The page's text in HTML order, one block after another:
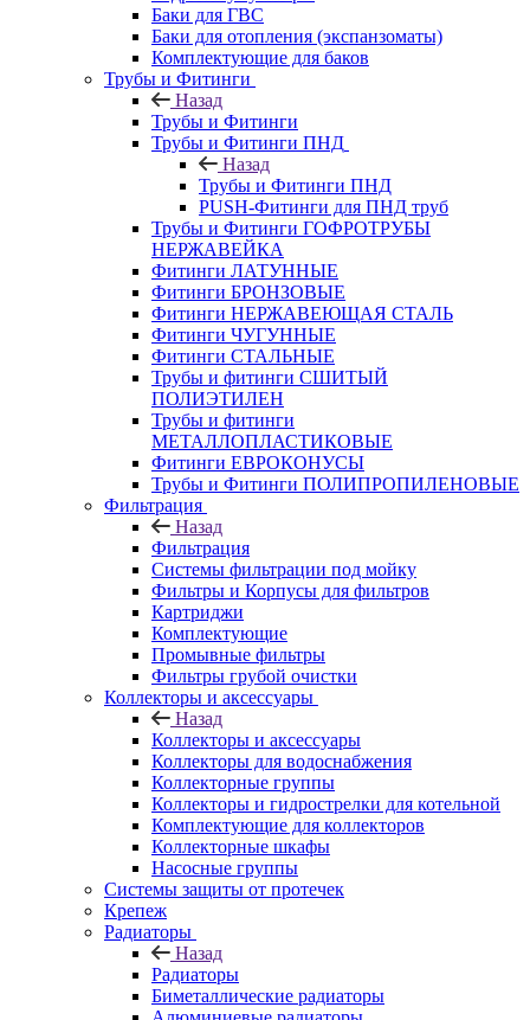
Баки для ГВС
Баки для отопления (экспанзоматы)
Комплектующие для баков
Трубы и Фитинги
Назад
Трубы и Фитинги
Трубы и Фитинги ПНД
Назад
Трубы и Фитинги ПНД
PUSH-Фитинги для ПНД труб
Трубы и Фитинги ГОФРОТРУБЫ
НЕРЖАВЕЙКА
Фитинги ЛАТУННЫЕ
Фитинги БРОНЗОВЫЕ
Фитинги НЕРЖАВЕЮЩАЯ СТАЛЬ
Фитинги ЧУГУННЫЕ
Фитинги СТАЛЬНЫЕ
Трубы и фитинги СШИТЫЙ
ПОЛИЭТИЛЕН
Трубы и фитинги
МЕТАЛЛОПЛАСТИКОВЫЕ
Фитинги ЕВРОКОНУСЫ
Трубы и Фитинги ПОЛИПРОПИЛЕНОВЫЕ
Фильтрация
Назад
Фильтрация
Системы фильтрации под мойку
Фильтры и Корпусы для фильтров
Картриджи
Комплектующие
Промывные фильтры
Фильтры грубой очистки
Коллекторы и аксессуары
Назад
Коллекторы и аксессуары
Коллекторы для водоснабжения
Коллекторные группы
Коллекторы и гидрострелки для котельной
Комплектующие для коллекторов
Коллекторные шкафы
Насосные группы
Системы защиты от протечек
Крепеж
Радиаторы
Назад
Радиаторы
Биметаллические радиаторы